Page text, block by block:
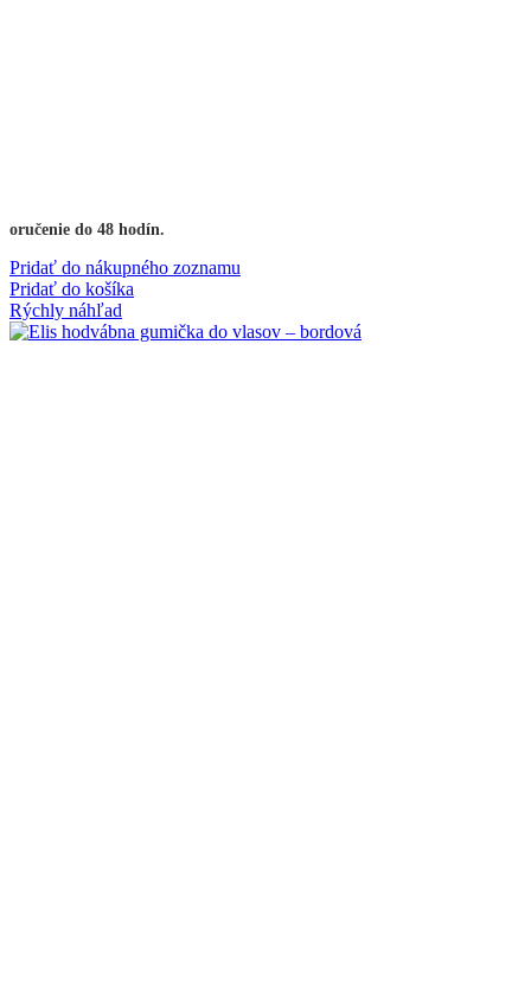
do 48 hodín.
Pridať do nákupného zoznamu
Pridať do košíka
Rýchly náhľad